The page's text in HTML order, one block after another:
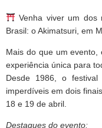
Venha viver um dos
Brasil: o Akimatsuri, em
Mais do que um
experiência única para
Desde 1986, o
imperdíveis em dois
18 e 19 de abril.
Destaques do evento: